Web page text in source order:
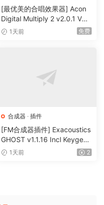
器
[最优美的合唱效果器] Acon
Digital Multiply 2 v2.0.1 VST
VST3 AU AAX [WiN, MacOS
1天前 免费
合成器 · 插件
[FM合成器插件] Exacoustics
GHOST v1.1.16 Incl Keygen-
R2R [WiN]（12.1MB）
1天前 2